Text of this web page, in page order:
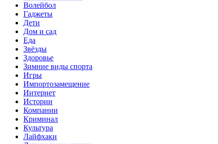
Волейбол
Гаджеты
Дети
Дом и сад
Еда
Звёзды
Здоровье
Зимние виды спорта
Игры
Импортозамещение
Интернет
Истории
Компании
Криминал
Культура
Лайфхаки